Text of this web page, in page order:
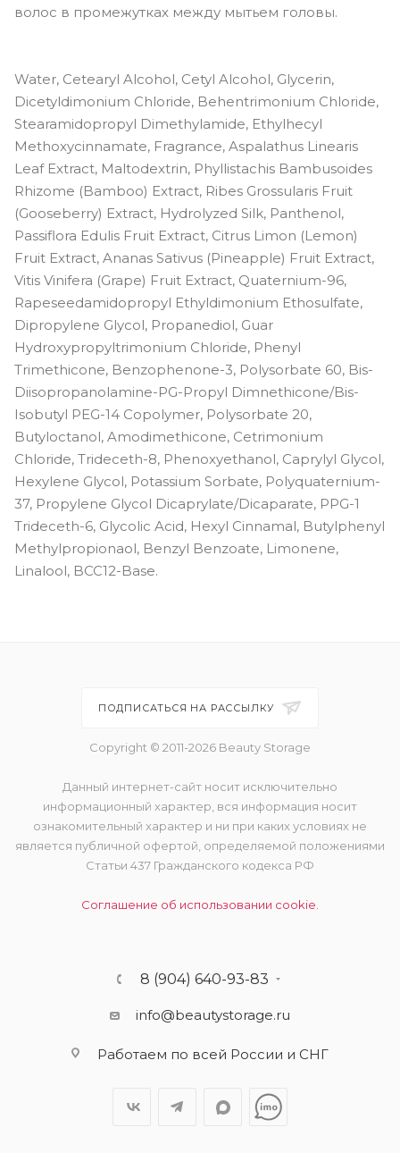
волос в промежутках между мытьем головы.
Water, Cetearyl Alcohol, Cetyl Alcohol, Glycerin,
Dicetyldimonium Chloride, Behentrimonium Chloride,
Stearamidopropyl Dimethylamide, Ethylhecyl
Methoxycinnamate, Fragrance, Aspalathus Linearis
Leaf Extract, Maltodextrin, Phyllistachis Bambusoides
Rhizome (Bamboo) Extract, Ribes Grossularis Fruit
(Gooseberry) Extract, Hydrolyzed Silk, Panthenol,
Passiflora Edulis Fruit Extract, Citrus Limon (Lemon)
Fruit Extract, Ananas Sativus (Pineapple) Fruit Extract,
Vitis Vinifera (Grape) Fruit Extract, Quaternium-96,
Rapeseedamidopropyl Ethyldimonium Ethosulfate,
Dipropylene Glycol, Propanediol, Guar
Hydroxypropyltrimonium Chloride, Phenyl
Trimethicone, Benzophenone-3, Polysorbate 60, Bis-
Diisopropanolamine-PG-Propyl Dimnethicone/Bis-
Isobutyl PEG-14 Copolymer, Polysorbate 20,
Butyloctanol, Amodimethicone, Cetrimonium
Chloride, Trideceth-8, Phenoxyethanol, Caprylyl Glycol,
Hexylene Glycol, Potassium Sorbate, Polyquaternium-
37, Propylene Glycol Dicaprylate/Dicaparate, PPG-1
Trideceth-6, Glycolic Acid, Hexyl Cinnamal, Butylphenyl
Methylpropionaol, Benzyl Benzoate, Limonene,
Linalool, BCC12-Base.
ПОДПИСАТЬСЯ НА РАССЫЛКУ
Copyright © 2011-2026 Beauty Storage
Данный интернет-сайт носит исключительно
информационный характер, вся информация носит
ознакомительный характер и ни при каких условиях не
является публичной офертой, определяемой положениями
Статьи 437 Гражданского кодекса РФ
Соглашение об использовании cookie.
8 (904) 640-93-83
info@beautystorage.ru
Работаем по всей России и СНГ